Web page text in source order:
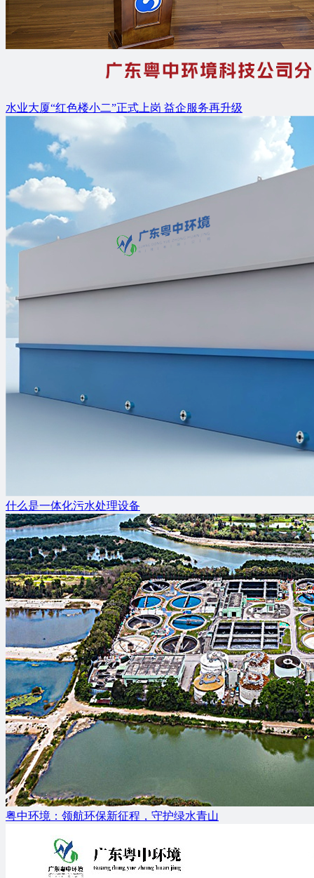
水业大厦“红色楼小二”正式上岗 益企服务再升级
什么是一体化污水处理设备
粤中环境：领航环保新征程，守护绿水青山